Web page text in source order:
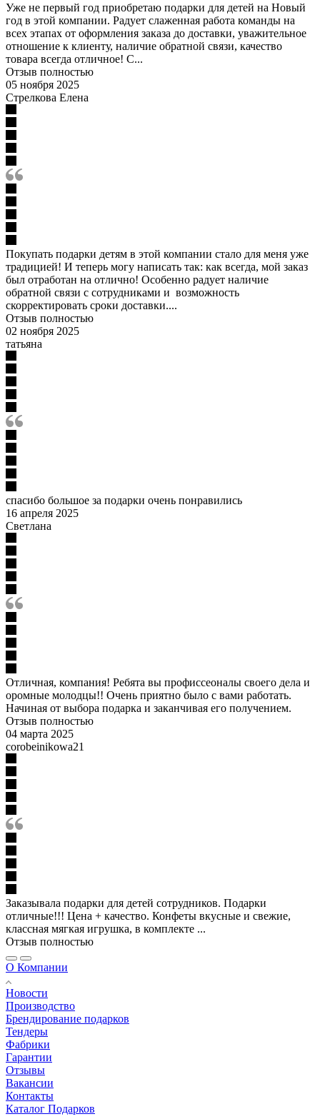
Уже не первый год приобретаю подарки для детей на Новый
год в этой компании. Радует слаженная работа команды на
всех этапах от оформления заказа до доставки, уважительное
отношение к клиенту, наличие обратной связи, качество
товара всегда отличное! С...
Отзыв полностью
05 ноября 2025
Стрелкова Елена
Покупать подарки детям в этой компании стало для меня уже
традицией! И теперь могу написать так: как всегда, мой заказ
был отработан на отлично! Особенно радует наличие
обратной связи с сотрудниками и возможность
скорректировать сроки доставки....
Отзыв полностью
02 ноября 2025
татьяна
спасибо большое за подарки очень понравились
16 апреля 2025
Светлана
Отличная, компания! Ребята вы профиссеоналы своего дела и
оромные молодцы!! Очень приятно было с вами работать.
Начиная от выбора подарка и заканчивая его получением.
Отзыв полностью
04 марта 2025
corobeinikowa21
Заказывала подарки для детей сотрудников. Подарки
отличные!!! Цена + качество. Конфеты вкусные и свежие,
классная мягкая игрушка, в комплекте ...
Отзыв полностью
О Компании
Новости
Производство
Брендирование подарков
Тендеры
Фабрики
Гарантии
Отзывы
Вакансии
Контакты
Каталог Подарков